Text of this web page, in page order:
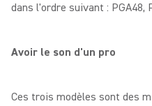
dans l'ordre suivant : PGA48,
Avoir le son d'un pro
Ces trois modèles sont des